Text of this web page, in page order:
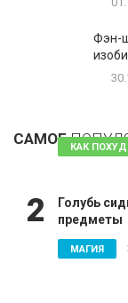
Фэн-
САМОЕ КАК
2
Голубь
предметы
МАГИЯ